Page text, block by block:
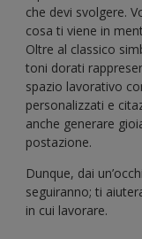
che devi svolgere.
cosa ti viene in
Oltre al classico
toni dorati
spazio lavorativo
personalizzati e
anche generare
postazione.
Dunque, dai
seguiranno; ti
in cui lavorare.